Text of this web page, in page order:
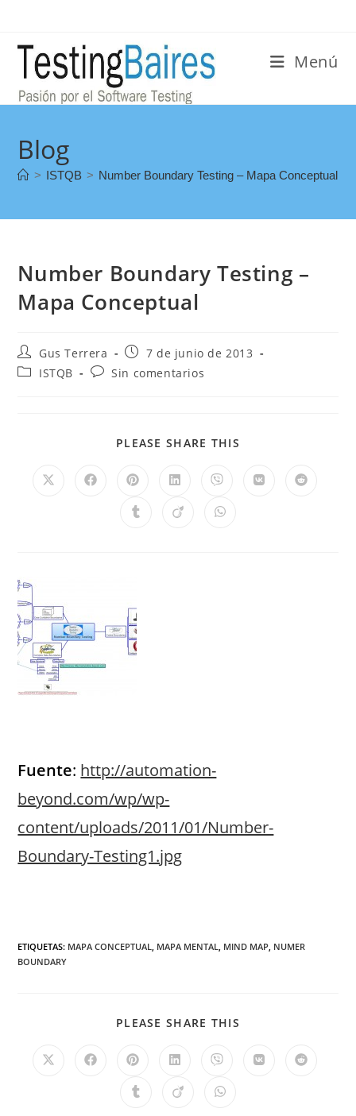
Menú
Blog
> ISTQB > Number Boundary Testing – Mapa Conceptual
Number Boundary Testing –
Mapa Conceptual
Gus Terrera
7 de junio de 2013
ISTQB
Sin comentarios
PLEASE SHARE THIS
Fuente: http://automation-
beyond.com/wp/wp-
content/uploads/2011/01/Number-
Boundary-Testing1.jpg
ETIQUETAS: MAPA CONCEPTUAL, MAPA MENTAL, MIND MAP, NUMER
BOUNDARY
PLEASE SHARE THIS